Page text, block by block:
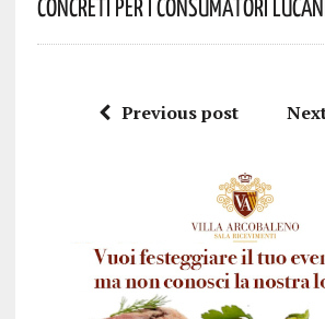
Concreti Per I Consumatori
Previous post